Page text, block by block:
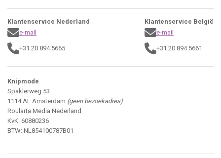
Klantenservice Nederland
e-mail
+31 20 894 5665
Klantenservice België
e-mail
+31 20 894 5661
Knipmode
Spaklerweg 53
1114 AE Amsterdam (geen bezoekadres)
Roularta Media Nederland
KvK: 60880236
BTW: NL854100787B01